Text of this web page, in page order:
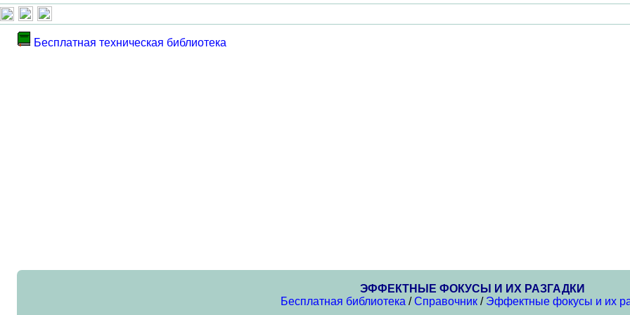
Бесплатная техническая библиотека
ЭФФЕКТНЫЕ ФОКУСЫ И ИХ РАЗГАДКИ
Бесплатная библиотека /Справочник/ Эффектные фокусы и их